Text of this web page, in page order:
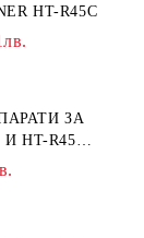
HT-R45C
ЗА